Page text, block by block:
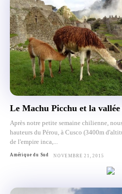
Le Machu Picchu et la vallée
Après notre petite semaine chilienne,
hauteurs du Pérou, à Cusco (3400m
de l'empire inca,...
Amérique du Sud NOVEMBRE 21, 2015